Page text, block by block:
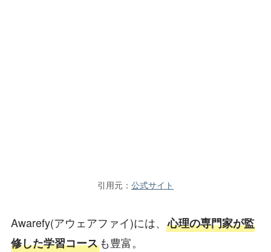
引用元： 公式サイト
Awarefy(アウェアファイ)には、 心理の専門家が監
修した学習コースも豊富。